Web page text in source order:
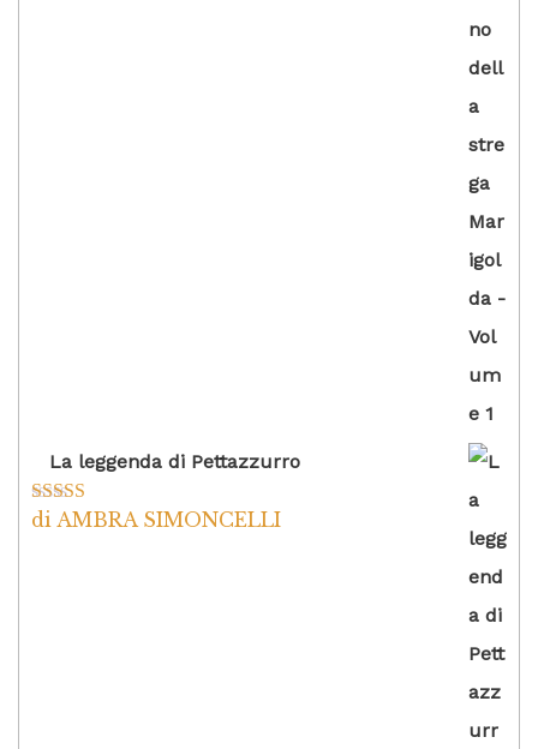
La leggenda di Pettazzurro
Valutato5su
di AMBRA SIMONCELLI